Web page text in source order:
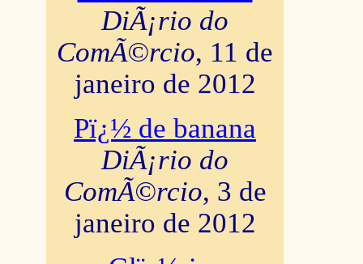
DiÃ¡rio do
ComÃ©rcio, 11 de
janeiro de 2012
Pï¿½ de banana
DiÃ¡rio do
ComÃ©rcio, 3 de
janeiro de 2012